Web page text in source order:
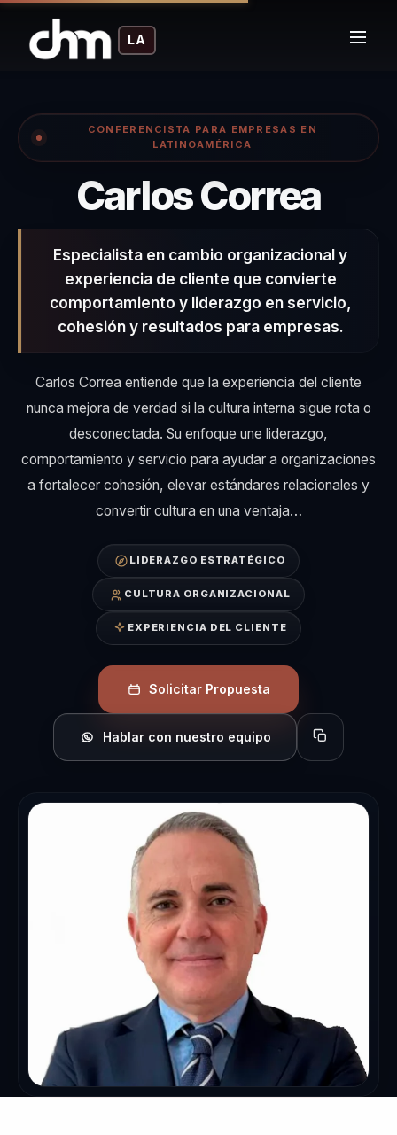
LA
CONFERENCISTA PARA EMPRESAS EN
LATINOAMÉRICA
Carlos Correa–
Especialista en cambio organizacional y
experiencia de cliente que convierte
comportamiento y liderazgo en servicio,
cohesión y resultados para empresas.
Carlos Correa entiende que la experiencia del cliente
nunca mejora de verdad si la cultura interna sigue rota o
desconectada. Su enfoque une liderazgo,
comportamiento y servicio para ayudar a organizaciones
a fortalecer cohesión, elevar estándares relacionales y
convertir cultura en una ventaja…
LIDERAZGO ESTRATÉGICO
CULTURA ORGANIZACIONAL
EXPERIENCIA DEL CLIENTE
Solicitar Propuesta
Hablar con nuestro equipo Copiar perfil